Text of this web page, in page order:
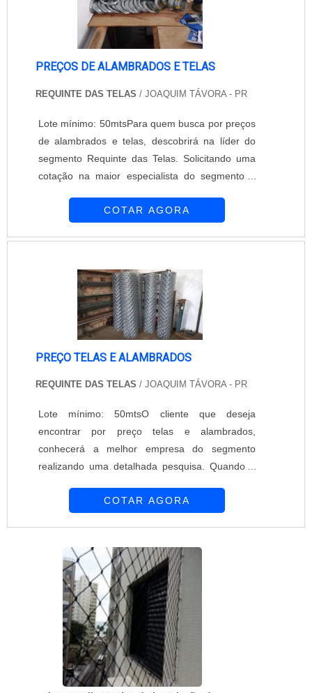
PREÇOS DE ALAMBRADOS E TELAS
REQUINTE DAS TELAS / JOAQUIM TÁVORA - PR
Lote mínimo: 50mtsPara quem busca por preços
de alambrados e telas, descobrirá na líder do
segmento Requinte das Telas. Solicitando uma
cotação na maior especialista do segmento e
área de atuação.É importante lembrar que o
especializadas. Esse tipo de cuidado ajuda a
materiais, além de evitar prejuízos com subst...
COTAR AGORA
PREÇO TELAS E ALAMBRADOS
REQUINTE DAS TELAS / JOAQUIM TÁVORA - PR
Lote mínimo: 50mtsO cliente que deseja
encontrar por preço telas e alambrados,
conhecerá a melhor empresa do segmento
realizando uma detalhada pesquisa. Quando o
melhor mão de obra da Requinte das Telas
de cada cliente.MAIS SOBRE PREÇO TELAS E
ALAMBRADOSHá muitas maneiras eficientes de
demonstrar competência e ex...
COTAR AGORA